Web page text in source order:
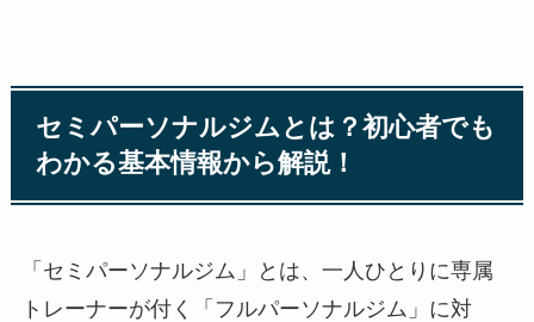
セミパーソナルジムとは？初心者でも
わかる基本情報から解説！
「セミパーソナルジム」とは、一人ひとりに専属
トレーナーが付く「フルパーソナルジム」に対